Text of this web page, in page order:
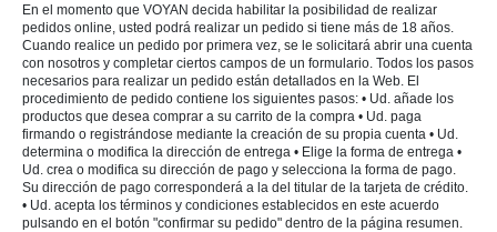
En el momento que VOYAN decida habilitar la posibilidad de realizar
pedidos online, usted podrá realizar un pedido si tiene más de 18 años.
Cuando realice un pedido por primera vez, se le solicitará abrir una cuenta
con nosotros y completar ciertos campos de un formulario. Todos los pasos
necesarios para realizar un pedido están detallados en la Web. El
procedimiento de pedido contiene los siguientes pasos: • Ud. añade los
productos que desea comprar a su carrito de la compra • Ud. paga
firmando o registrándose mediante la creación de su propia cuenta • Ud.
determina o modifica la dirección de entrega • Elige la forma de entrega •
Ud. crea o modifica su dirección de pago y selecciona la forma de pago.
Su dirección de pago corresponderá a la del titular de la tarjeta de crédito.
• Ud. acepta los términos y condiciones establecidos en este acuerdo
pulsando en el botón "confirmar su pedido" dentro de la página resumen.